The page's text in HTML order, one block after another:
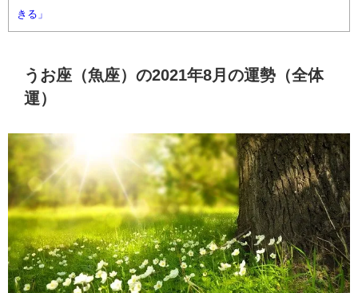
きる」
うお座（魚座）の2021年8月の運勢（全体
運）